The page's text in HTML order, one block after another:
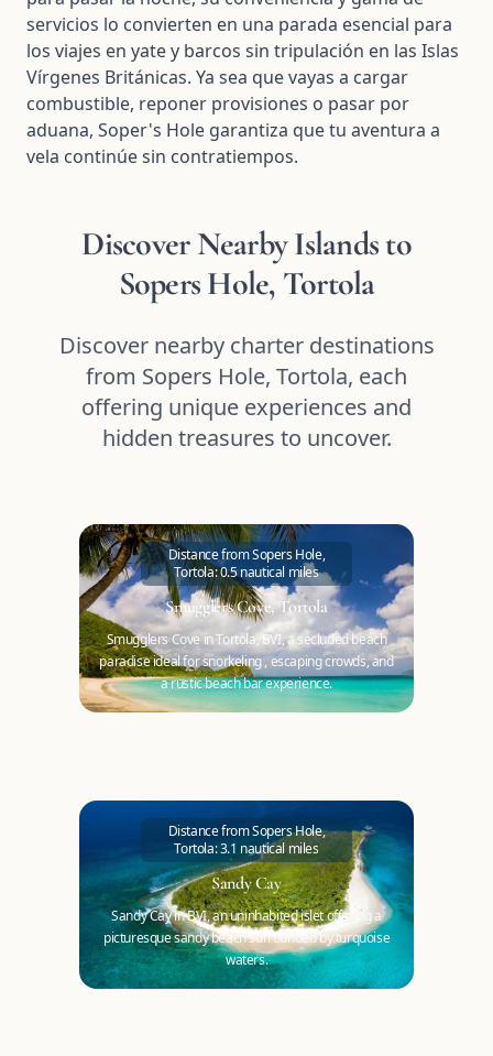
servicios lo convierten en una parada esencial para
los viajes en yate y barcos sin tripulación en las Islas
Vírgenes Británicas. Ya sea que vayas a cargar
combustible, reponer provisiones o pasar por
aduana, Soper's Hole garantiza que tu aventura a
vela continúe sin contratiempos.
Discover Nearby Islands to
Sopers Hole, Tortola
Discover nearby charter destinations
from Sopers Hole, Tortola, each
offering unique experiences and
hidden treasures to uncover.
Distance from Sopers Hole,
Tortola: 0.5 nautical miles
Smugglers Cove, Tortola
Smugglers Cove in Tortola, BVI, a secluded beach
paradise ideal for snorkeling , escaping crowds, and
a rustic beach bar experience.
Distance from Sopers Hole,
Tortola: 3.1 nautical miles
Sandy Cay
Sandy Cay in BVI, an uninhabited islet offering a
picturesque sandy beach surrounded by turquoise
waters.